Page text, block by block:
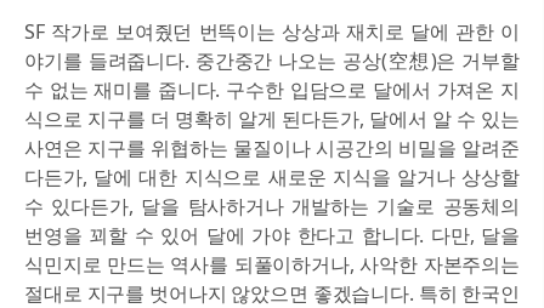
SF 작가로 보여줬던 번뜩이는 상상과 재치로 달에 관한 이
야기를 들려줍니다. 중간중간 나오는 공상(空想)은 거부할
수 없는 재미를 줍니다. 구수한 입담으로 달에서 가져온 지
식으로 지구를 더 명확히 알게 된다든가, 달에서 알 수 있는
사연은 지구를 위협하는 물질이나 시공간의 비밀을 알려준
다든가, 달에 대한 지식으로 새로운 지식을 알거나 상상할
수 있다든가, 달을 탐사하거나 개발하는 기술로 공동체의
번영을 꾀할 수 있어 달에 가야 한다고 합니다. 다만, 달을
식민지로 만드는 역사를 되풀이하거나, 사악한 자본주의는
절대로 지구를 벗어나지 않았으면 좋겠습니다. 특히 한국인